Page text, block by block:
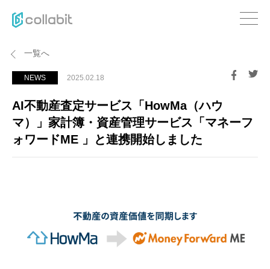
一覧へ
NEWS 2025.02.18
AI不動産査定サービス「HowMa（ハウ
マ）」家計簿・資産管理サービス「マネーフ
ォワードME 」と連携開始しました